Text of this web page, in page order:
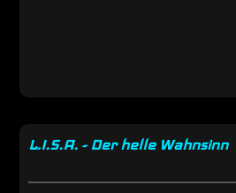
L.I.S.A. - Der helle Wahnsinn